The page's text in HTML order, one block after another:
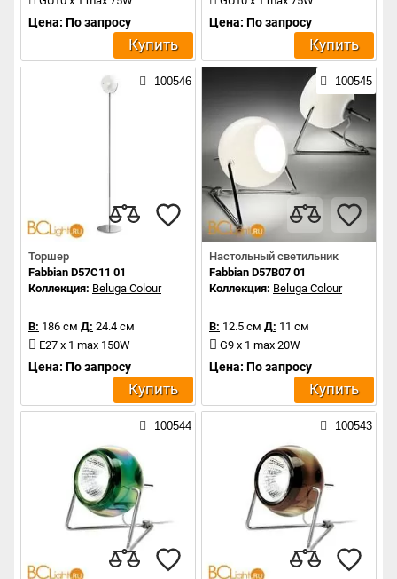
Цена: По запросу
Купить
Цена: По запросу
Купить
100546
Торшер
Fabbian D57C11 01
Коллекция: Beluga Colour
В: 186 см Д: 24.4 см
E27 x 1 max 150W
Цена: По запросу
Купить
100545
Настольный светильник
Fabbian D57B07 01
Коллекция: Beluga Colour
В: 12.5 см Д: 11 см
G9 x 1 max 20W
Цена: По запросу
Купить
100544 100543